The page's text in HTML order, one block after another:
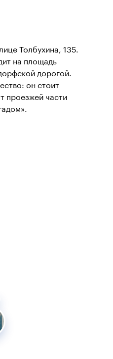
Толбухина, 135.
на площадь
дорогой.
он стоит
проезжей части